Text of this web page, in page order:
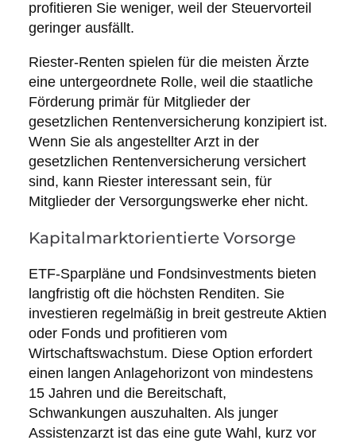
profitieren Sie weniger, weil der Steuervorteil
geringer ausfällt.
Riester-Renten spielen für die meisten Ärzte
eine untergeordnete Rolle, weil die staatliche
Förderung primär für Mitglieder der
gesetzlichen Rentenversicherung konzipiert ist.
Wenn Sie als angestellter Arzt in der
gesetzlichen Rentenversicherung versichert
sind, kann Riester interessant sein, für
Mitglieder der Versorgungswerke eher nicht.
Kapitalmarktorientierte Vorsorge
ETF-Sparpläne und Fondsinvestments bieten
langfristig oft die höchsten Renditen. Sie
investieren regelmäßig in breit gestreute Aktien
oder Fonds und profitieren vom
Wirtschaftswachstum. Diese Option erfordert
einen langen Anlagehorizont von mindestens
15 Jahren und die Bereitschaft,
Schwankungen auszuhalten. Als junger
Assistenzarzt ist das eine gute Wahl, kurz vor